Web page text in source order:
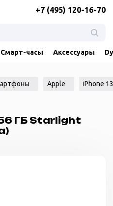
+7 (495) 120-16-70
Смарт-часы Аксессуары
Apple iPhone 13
ГБ Starlight